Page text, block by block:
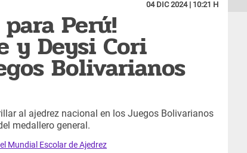
04 DIC 2024 | 10:21 H
Perú!
y Deysi Cori
Bolivarianos
al ajedrez nacional en los Juegos Bolivarianos
medallero general.
Mundial Escolar de Ajedrez